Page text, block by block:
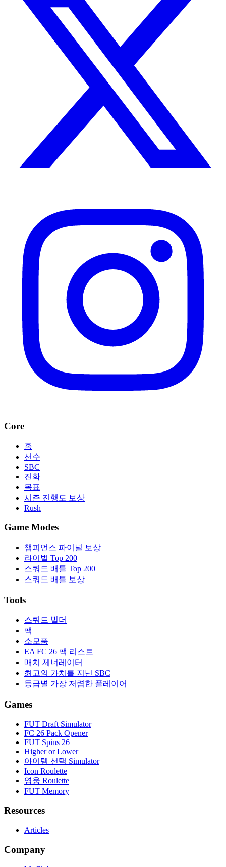
Core
홈
선수
SBC
진화
목표
시즌 진행도 보상
Rush
Game Modes
챔피언스 파이널 보상
라이벌 Top 200
스쿼드 배틀 Top 200
스쿼드 배틀 보상
Tools
스쿼드 빌더
팩
소모품
EA FC 26 팩 리스트
매치 제너레이터
최고의 가치를 지닌 SBC
등급별 가장 저렴한 플레이어
Games
FUT Draft Simulator
FC 26 Pack Opener
FUT Spins 26
Higher or Lower
아이템 선택 Simulator
Icon Roulette
영웅 Roulette
FUT Memory
Resources
Articles
Company